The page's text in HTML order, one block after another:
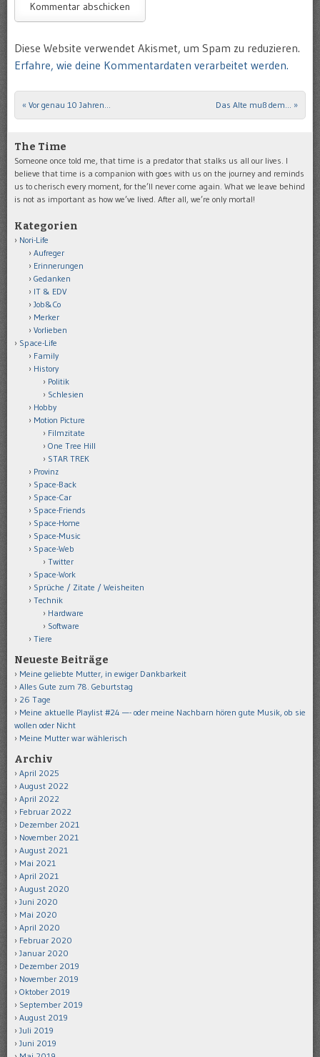
Diese Website verwendet Akismet, um Spam zu reduzieren.
Erfahre, wie deine Kommentardaten verarbeitet werden.
Post navigation
« Vor genau 10 Jahren… Das Alte muß dem… »
The Time
Someone once told me, that time is a predator that stalks us all our lives. I
believe that time is a companion with goes with us on the journey and reminds
us to cherisch every moment, for the’ll never come again. What we leave behind
is not as important as how we’ve lived. After all, we’re only mortal!
Kategorien
Nori-Life
Aufreger
Erinnerungen
Gedanken
IT & EDV
Job&Co
Merker
Vorlieben
Space-Life
Family
History
Politik
Schlesien
Hobby
Motion Picture
Filmzitate
One Tree Hill
STAR TREK
Provinz
Space-Back
Space-Car
Space-Friends
Space-Home
Space-Music
Space-Web
Twitter
Space-Work
Sprüche / Zitate / Weisheiten
Technik
Hardware
Software
Tiere
Neueste Beiträge
Meine geliebte Mutter, in ewiger Dankbarkeit
Alles Gute zum 78. Geburtstag
26 Tage
Meine aktuelle Playlist #24 —- oder meine Nachbarn hören gute Musik, ob sie
wollen oder Nicht
Meine Mutter war wählerisch
Archiv
April 2025
August 2022
April 2022
Februar 2022
Dezember 2021
November 2021
August 2021
Mai 2021
April 2021
August 2020
Juni 2020
Mai 2020
April 2020
Februar 2020
Januar 2020
Dezember 2019
November 2019
Oktober 2019
September 2019
August 2019
Juli 2019
Juni 2019